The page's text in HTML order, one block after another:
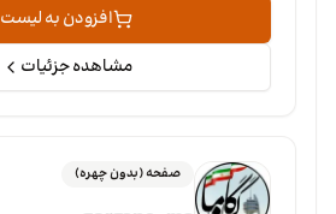
افزودن به لیست
مشاهده جزئیات
صفحه (بدون چهره)